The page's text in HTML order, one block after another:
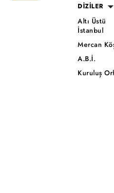
DİZİLER
Altı Üstü
İstanbul
Mercan
A.B.İ.
Kuruluş